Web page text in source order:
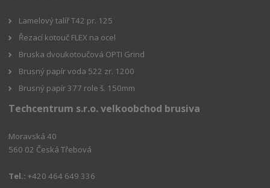
Lamelový talíř T42 pr. 125
Řezací kotouč FLEX na ocel
Bruska dvoukotoučová OPTI Grind
Brusný papír voda 522 zr. 1200
Brusný papír 377 role š. 150mm
Techcentrum s.r.o. velkoobchod brusiva
Moravská 40
560 02 Česká Třebová
Tel.: +420 464 649 336